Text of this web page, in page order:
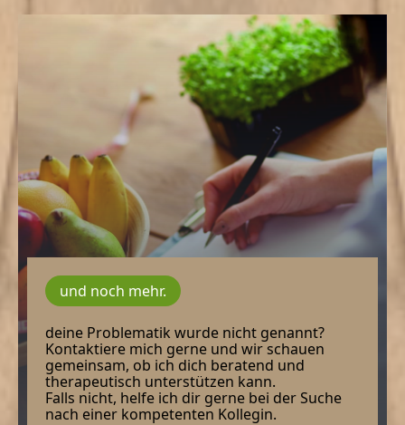
und noch mehr.
deine Problematik wurde nicht genannt?
Kontaktiere mich gerne und wir schauen
gemeinsam, ob ich dich beratend und
therapeutisch unterstützen kann.
Falls nicht, helfe ich dir gerne bei der Suche
nach einer kompetenten Kollegin.